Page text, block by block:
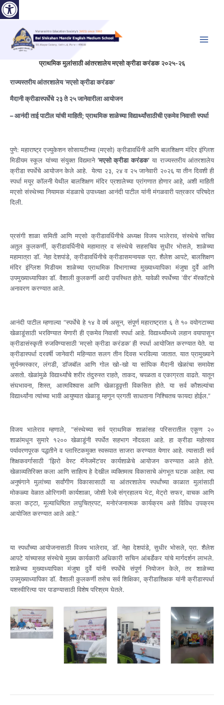
Skip
to
content
प्राथमिक मुलांसाठी आंतरशालेय मएसो क्रीडा करंडक २०२५-२६
राज्यस्तरीयआंतरशालेय ‘मएसोक्रीडाकरंडक’
मैदानीक्रीडास्पर्धेचे २३ ते २५जानेवारीलाआयोजन
–आनंदी ताई पाटीलयांचीमाहिती; प्राथमिकशाळेच्याविद्यार्थ्यांसाठीचीएकमेवनिवासीस्पर्धा
पुणे: महाराष्ट्र एज्युकेशन सोसायटीच्या (मएसो) क्रीडावर्धिनी आणि बालशिक्षण मंदिर इंग्लिश
मिडीयम स्कूल यांच्या संयुक्त विद्यमाने ‘मएसोक्रीडा करंडक’या राज्यस्तरीय आंतरशालेय
क्रीडा स्पर्धेचे आयोजन केले आहे. येत्या २३, २४ व २५ जानेवारी २०२६ या तीन दिवशी ही
स्पर्धा मयूर कॉलनी येथील बालशिक्षण मंदिर प्रशालेच्या प्रांगणात होणार आहे, अशी माहिती
मएसो संस्थेच्या नियामक मंडळाचे उपाध्यक्षा आनंदी पाटील यांनी मंगळवारी पत्रकार परिषदेत
दिली.
प्रसंगी शाळा समिती आणि मएसो क्रीडावर्धिनीचे अध्यक्ष विजय भालेराव, संस्थेचे सचिव
अतुल कुलकर्णी, क्रीडावर्धिनीचे महामात्र व संस्थेचे सहसचिव सुधीर भोसले, शाळेच्या
महामात्रा डॉ. नेहा देशपांडे, क्रीडावर्धिनीचे क्रीडासमन्वयक प्रा. शैलेश आपटे, बालशिक्षण
मंदिर इंग्लिश मिडीयम शाळेच्या प्राथमिक विभागाच्या मुख्याध्यापिका मंजुषा दुर्वे आणि
उपमुख्याध्यापिका डॉ. वैशाली कुलकर्णी आदी उपस्थित होते. यावेळी स्पर्धेच्या ‘वीर’ मॅस्कॉटचे
अनावरण करण्यात आले.
आनंदी पाटील म्हणाल्या “स्पर्धेचे हे १४ वे वर्ष असून, संपूर्ण महाराष्ट्रात ६ ते १० वयोगटाच्या
खेळाडूंसाठी भरविण्यात येणारी ही एकमेव निवासी स्पर्धा आहे. विद्यार्थ्यांमध्ये लहान वयापासून
क्रीडासंस्कृती रुजविण्यासाठी ‘मएसो क्रीडा करंडक’ ही स्पर्धा आयोजित करण्यात येते. या
क्रीडास्पर्धा दरवर्षी जानेवारी महिन्यात सलग तीन दिवस भरविल्या जातात. यात प्रामुख्याने
सूर्यनमस्कार, लंगडी, डॉजबॉल आणि गोल खो-खो या सांघिक मैदानी खेळांचा समावेश
असतो. खेळांमुळे विद्यार्थ्यांचे शरीर तंदुरुस्त राहते, ताकद, चपळता व एकाग्रता वाढते. यातून
संघभावना, शिस्त, आत्मविश्वास आणि खेळाडूवृत्ती विकसित होते. या सर्व कौशल्यांचा
विद्यार्थ्यांना त्यांच्या भावी आयुष्यात खेळाडू म्हणून प्रगती साधताना निश्चितच फायदा होईल.”
विजय भालेराव म्हणाले, “संस्थेच्या सर्व प्राथमिक शाळांसह परिसरातील एकूण २०
शाळांमधून सुमारे १२०० खेळाडूंनी स्पर्धेत सहभाग नोंदवला आहे. हा क्रीडा महोत्सव
पर्यावरणपूरक पद्धतीने व प्लास्टिकमुक्त स्वरूपात साजरा करण्यात येणार आहे. त्यासाठी सर्व
शिक्षकवर्गासाठी ‘झिरो वेस्ट मॅनेजमेंट’वर कार्यशाळेचे आयोजन करण्यात आले होते.
खेळाव्यतिरिक्त कला आणि साहित्य हे देखील व्यक्तिमत्व विकासाचे अंगभूत घटक आहेत. त्या
अनुषंगाने मुलांच्या सर्वांगीण विकासासाठी या आंतरशालेय स्पर्धांच्या काळात मुलांसाठी
मोकळ्या वेळात ओरिगामी कार्यशाळा, जोशी रेल्वे संग्रहालय भेट, मेट्रो सफर, वाचक आणि
कला कट्टा, मूल्याधिष्ठित लघुचित्रपट, मनोरंजनात्मक कार्यक्रम असे विविध उपक्रम
आयोजित करण्यात आले आहे.”
या स्पर्धांच्या आयोजनासाठी विजय भालेराव, डॉ. नेहा देशपांडे, सुधीर भोसले, प्रा. शैलेश
आपटे यांच्यासह संस्थेचे मुख्य कार्यकारी अधिकारी सचिन आंबर्डेकर यांचे मार्गदर्शन लाभले.
शाळेच्या मुख्याध्यापिका मंजुषा दुर्वे यांनी स्पर्धेचे संपूर्ण नियोजन केले, तर शाळेच्या
उपमुख्याध्यापिका डॉ. वैशाली कुलकर्णी तसेच सर्व शिक्षिका, क्रीडाशिक्षक यांनी क्रीडास्पर्धा
यशस्वीरित्या पार पाडण्यासाठी विशेष परिश्रम घेतले.